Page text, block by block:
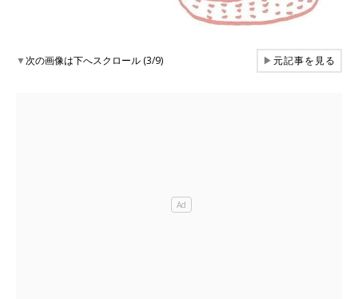
▼次の画像は下へスクロール (3/9) ▶元記事を見る